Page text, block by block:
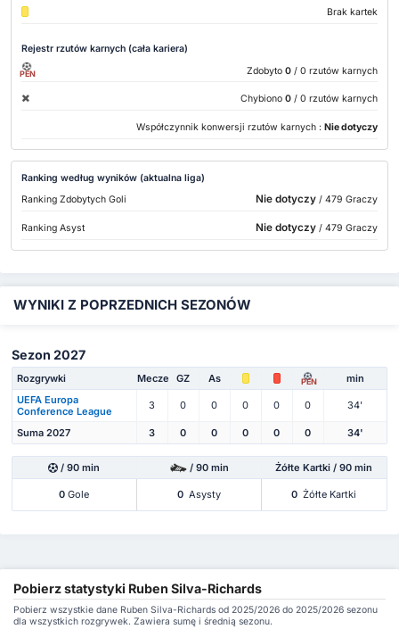
Brak kartek
Rejestr rzutów karnych (cała kariera)
PEN Zdobyto 0 / 0 rzutów karnych
Chybiono 0 / 0 rzutów karnych
Współczynnik konwersji rzutów karnych : Nie dotyczy
Ranking według wyników (aktualna liga)
Ranking Zdobytych Goli
Nie dotyczy/ 479 Graczy
Ranking Asyst Nie dotyczy/ 479 Graczy
WYNIKI Z POPRZEDNICH SEZONÓW
Sezon 2027
Rozgrywki Mecze GZ As PEN
min
UEFA Europa
Conference League
3 0 0 0 0 0 34'
Suma 2027 3 0 0 0 0 0 34'
/ 90 min / 90 min Żółte Kartki / 90 min
0 Gole 0 Asysty 0 Żółte Kartki
Pobierz statystyki Ruben Silva-Richards
Pobierz wszystkie dane Ruben Silva-Richards od 2025/2026 do 2025/2026 sezonu
dla wszystkich rozgrywek. Zawiera sumę i średnią sezonu.